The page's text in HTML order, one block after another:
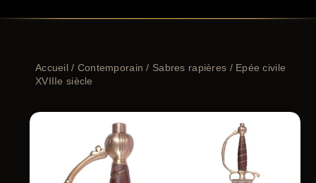
Accueil/ Contemporain / Sabres rapières / Epée civile
XVIIIe siècle